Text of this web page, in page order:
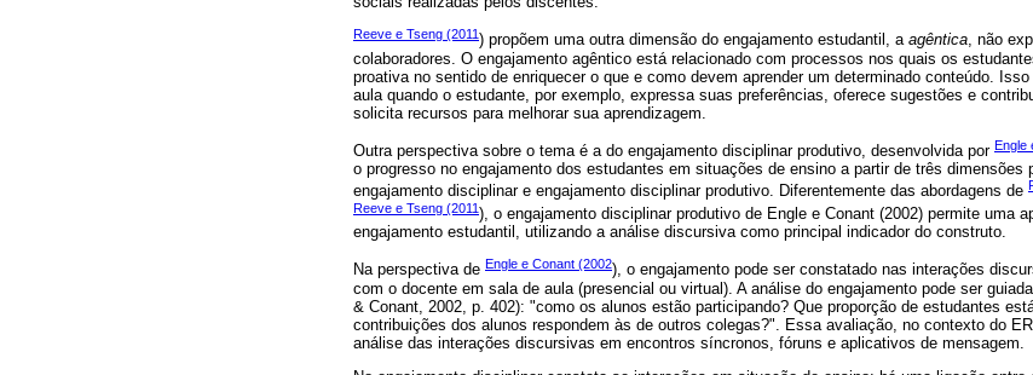
Reeve e Tseng (2011 ) propõem uma outra dimensão do engajamento estudantil, a agêntica, não
colaboradores. O engajamento agêntico está relacionado com processos nos quais os
proativa no sentido de enriquecer o que e como devem aprender um determinado conteúdo.
aula quando o estudante, por exemplo, expressa suas preferências, oferece sugestões e
solicita recursos para melhorar sua aprendizagem.
Outra perspectiva sobre o tema é a do engajamento disciplinar produtivo, desenvolvida por Engle
o progresso no engajamento dos estudantes em situações de ensino a partir de três dimensões
engajamento disciplinar e engajamento disciplinar produtivo. Diferentemente das abordagens de
Reeve e Tseng (2011), o engajamento disciplinar produtivo de Engle e Conant (2002) permite uma
engajamento estudantil, utilizando a análise discursiva como principal indicador do construto.
Na perspectiva de Engle e Conant (2002), o engajamento pode ser constatado nas interações
com o docente em sala de aula (presencial ou virtual). A análise do engajamento pode ser
& Conant, 2002, p. 402): "como os alunos estão participando? Que proporção de estudantes
contribuições dos alunos respondem às de outros colegas?". Essa avaliação, no contexto do
análise das interações discursivas em encontros síncronos, fóruns e aplicativos de mensagem.